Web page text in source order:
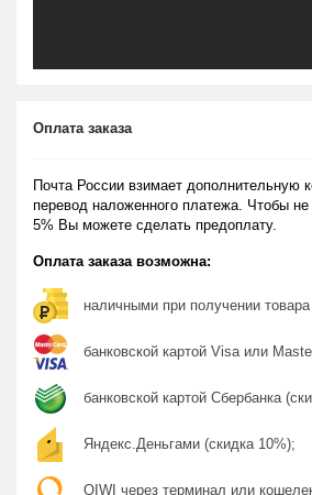
Оплата заказа
Почта России взимает дополнительную
перевод наложенного платежа. Чтобы не
5% Вы можете сделать предоплату.
Оплата заказа возможна:
наличными при получении
банковской картой Visa или
банковской картой Сбербанка
Яндекс.Деньгами (скидка 10%);
QIWI через терминал или